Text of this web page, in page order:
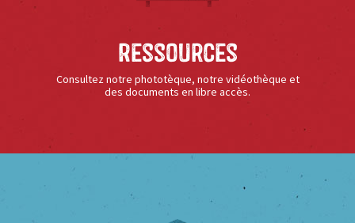
Ressources
Consultez notre phototèque, notre vidéothèque et
des documents en libre accès.